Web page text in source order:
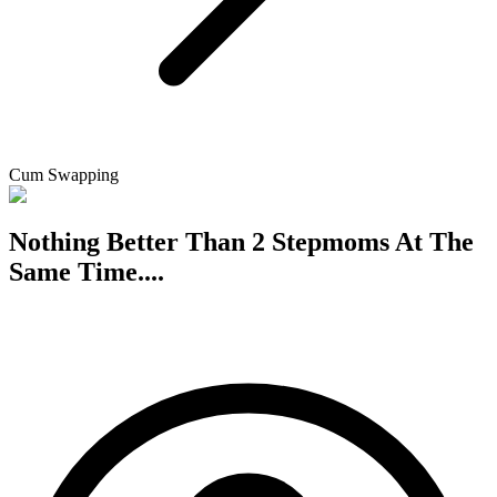
Cum Swapping
Nothing Better Than 2 Stepmoms At The
Same Time....